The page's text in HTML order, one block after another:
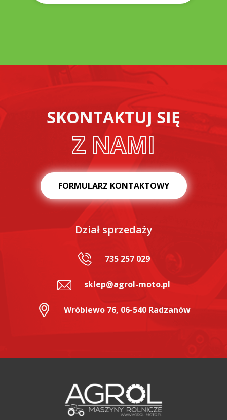
SKONTAKTUJ SIĘ
Z NAMI
FORMULARZ KONTAKTOWY
Dział sprzedaży
735 257 029
sklep@agrol-moto.pl
Wróblewo 76, 06-540 Radzanów